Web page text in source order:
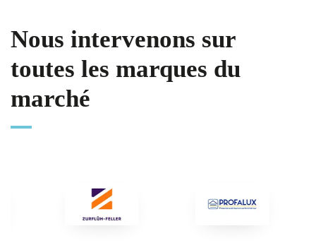
Nous intervenons sur
toutes les marques du
marché